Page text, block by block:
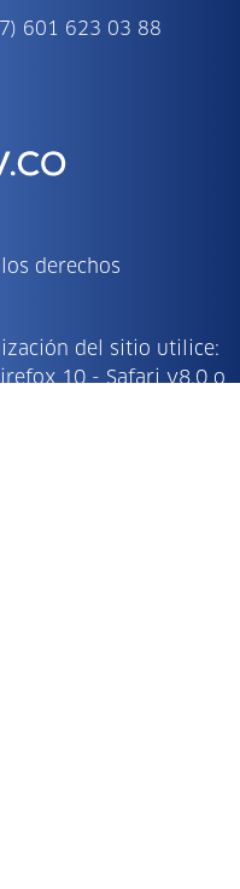
601 623 03 88
derechos
del sitio utilice:
10 - Safari v8.0 o